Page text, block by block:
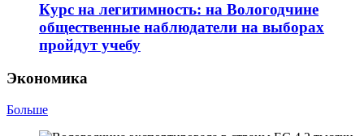
Курс на легитимность: на Вологодчине
общественные наблюдатели на выборах
пройдут учебу
Экономика
Больше